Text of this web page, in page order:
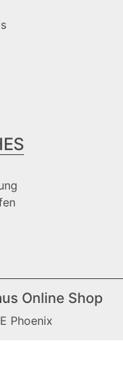
Online Shop
Phoenix